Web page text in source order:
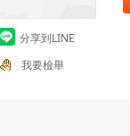
分享到LINE
我要檢舉